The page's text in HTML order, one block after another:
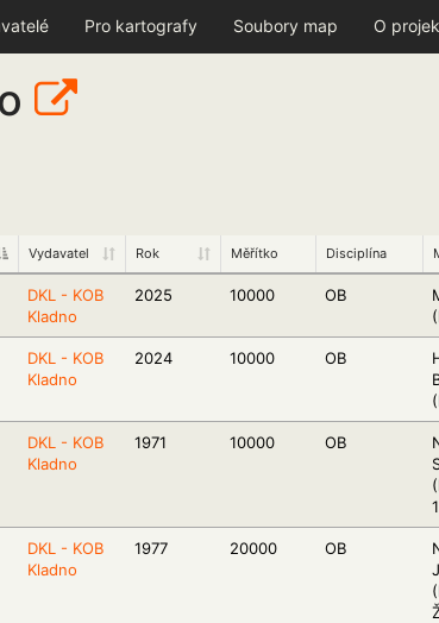
Pro kartografy Soubory map O
Vydavatel Rok Měřítko Disciplína
DKL - KOB
Kladno
2025 10000 OB
DKL - KOB
Kladno
2024 10000 OB
DKL - KOB
Kladno
1971 10000 OB
DKL - KOB
Kladno
1977 20000 OB